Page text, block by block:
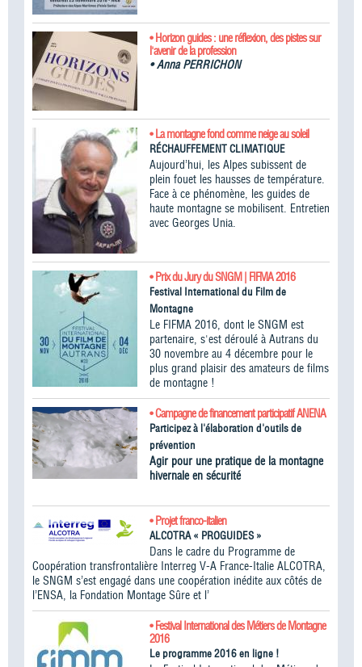
• Horizon guides : une réflexion, des pistes sur
l'avenir de la profession
•Anna PERRICHON
• La montagne fond comme neige au soleil
RÉCHAUFFEMENT CLIMATIQUE
Aujourd’hui, les Alpes subissent de
plein fouet les hausses de température.
Face à ce phénomène, les guides de
haute montagne se mobilisent. Entretien
avec Georges Unia.
• Prix du Jury du SNGM | FIFMA 2016
Festival International du Film de
Montagne
Le FIFMA 2016, dont le SNGM est
partenaire, s'est déroulé à Autrans du
30 novembre au 4 décembre pour le
plus grand plaisir des amateurs de films
de montagne !
• Campagne de financement participatif ANENA
Participez à l'élaboration d'outils de
prévention
Agir pour une pratique de la montagne
hivernale en sécurité
• Projet franco-italien
ALCOTRA « PROGUIDES »
Dans le cadre du Programme de
Coopération transfrontalière Interreg V-A France-Italie ALCOTRA,
le SNGM s’est engagé dans une coopération inédite aux côtés de
l’ENSA, la Fondation Montage Sûre et l’
• Festival International des Métiers de Montagne
2016
Le programme 2016 en ligne !